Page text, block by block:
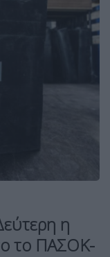
η
το ΠΑΣΟΚ-